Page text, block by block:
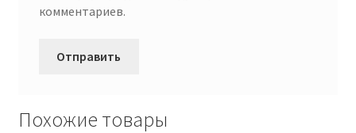
комментариев.
Похожие товары